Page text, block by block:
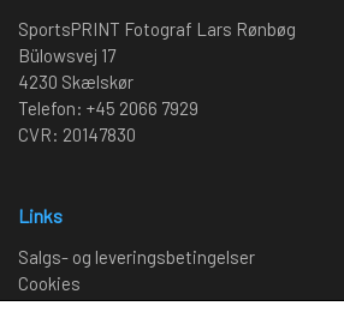
SportsPRINT Fotograf Lars Rønbøg
Bülowsvej 17
4230 Skælskør
Telefon: +45 2066 7929
CVR: 20147830
Links
Salgs- og leveringsbetingelser
Cookies